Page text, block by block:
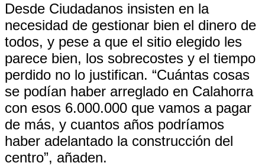
Desde Ciudadanos insisten en la
necesidad de gestionar bien el dinero de
todos, y pese a que el sitio elegido les
parece bien, los sobrecostes y el tiempo
perdido no lo justifican. “Cuántas cosas
se podían haber arreglado en Calahorra
con esos 6.000.000 que vamos a pagar
de más, y cuantos años podríamos
haber adelantado la construcción del
centro”, añaden.